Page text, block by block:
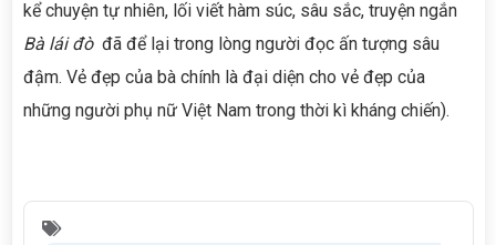
kể chuyện tự nhiên, lối viết hàm súc, sâu sắc, truyện ngắn
Bà lái đò đã để lại trong lòng người đọc ấn tượng sâu
đậm. Vẻ đẹp của bà chính là đại diện cho vẻ đẹp của
những người phụ nữ Việt Nam trong thời kì kháng chiến).